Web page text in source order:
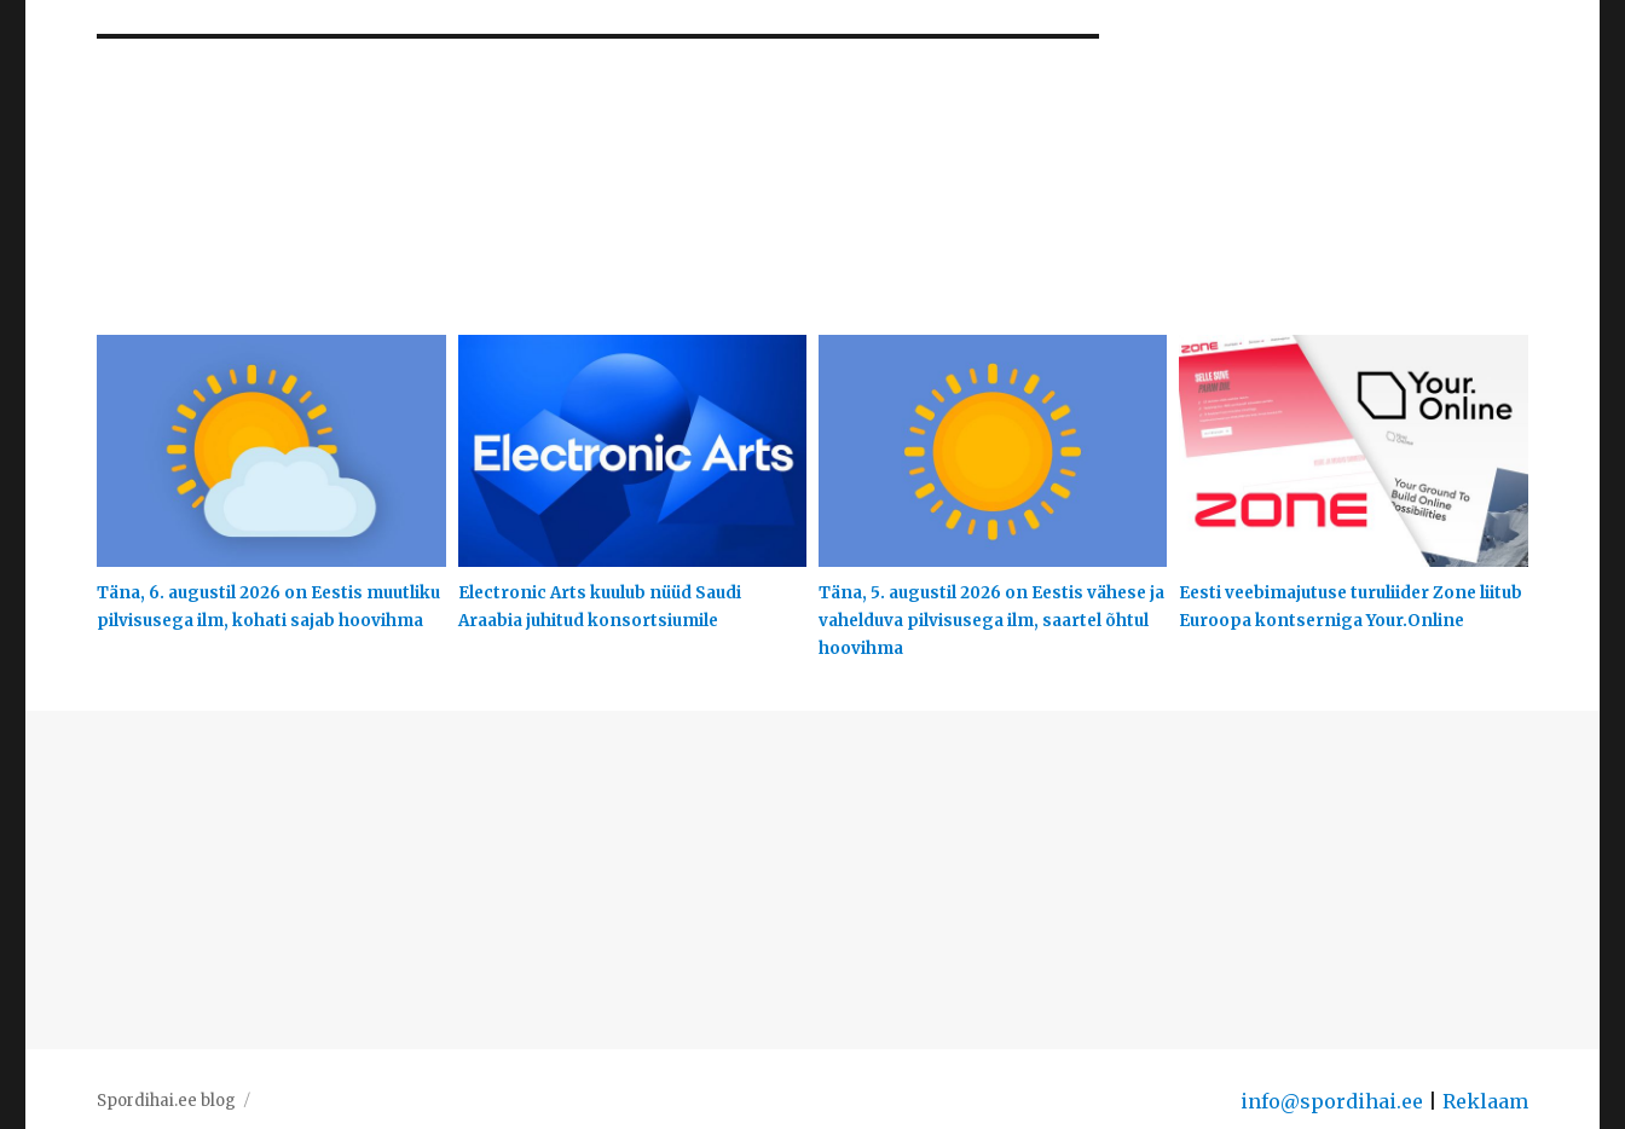
Täna, 6. augustil 2026 on Eestis muutliku
pilvisusega ilm, kohati sajab hoovihma
Electronic Arts kuulub nüüd Saudi
Araabia juhitud konsortsiumile
Täna, 5. augustil 2026 on Eestis vähese ja
vahelduva pilvisusega ilm, saartel õhtul
hoovihma
Eesti veebimajutuse turuliider Zone liitub
Euroopa kontserniga Your.Online
Spordihai.ee blog info@spordihai.ee Reklaam